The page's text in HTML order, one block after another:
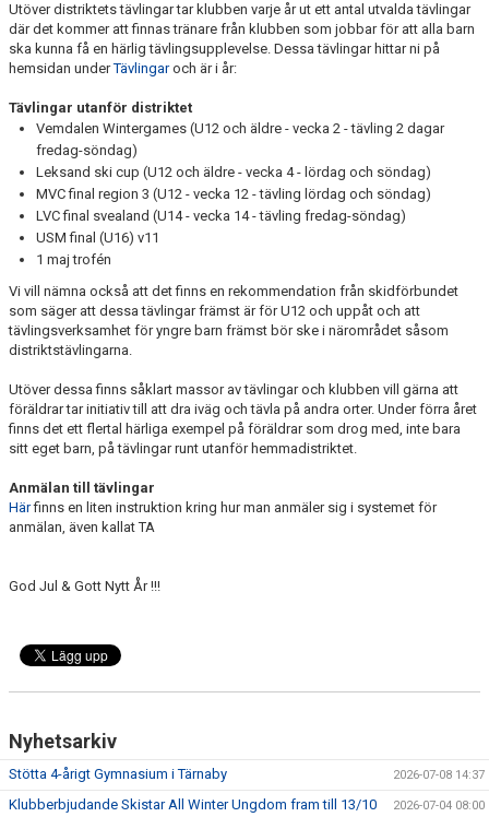
Utöver distriktets tävlingar tar klubben varje år ut ett antal utvalda tävlingar
där det kommer att finnas tränare från klubben som jobbar för att alla barn
ska kunna få en härlig tävlingsupplevelse. Dessa tävlingar hittar ni på
hemsidan underTävlingaroch är i år:
Tävlingar utanför distriktet
Vemdalen Wintergames (U12 och äldre - vecka 2 - tävling 2 dagar
fredag-söndag)
Leksand ski cup (U12 och äldre - vecka 4 - lördag och söndag)
MVC final region 3 (U12 - vecka 12 - tävling lördag och söndag)
LVC final svealand (U14 - vecka 14 - tävling fredag-söndag)
USM final (U16) v11
1 maj trofén
Vi vill nämna också att det finns en rekommendation från skidförbundet
som säger att dessa tävlingar främst är för U12 och uppåt och att
tävlingsverksamhet för yngre barn främst bör ske i närområdet såsom
distriktstävlingarna.
Utöver dessa finns såklart massor av tävlingar och klubben vill gärna att
föräldrar tar initiativ till att dra iväg och tävla på andra orter. Under förra året
finns det ett flertal härliga exempel på föräldrar som drog med, inte bara
sitt eget barn, på tävlingar runt utanför hemmadistriktet.
Anmälan till tävlingar
Härfinns en liten instruktion kring hur man anmäler sig i systemet för
anmälan, även kallat TA
God Jul & Gott Nytt År !!!
Nyhetsarkiv
Stötta 4-årigt Gymnasium i Tärnaby 2026-07-08 14:37
Klubberbjudande Skistar All Winter Ungdom fram till 13/10 2026-07-04 08:00